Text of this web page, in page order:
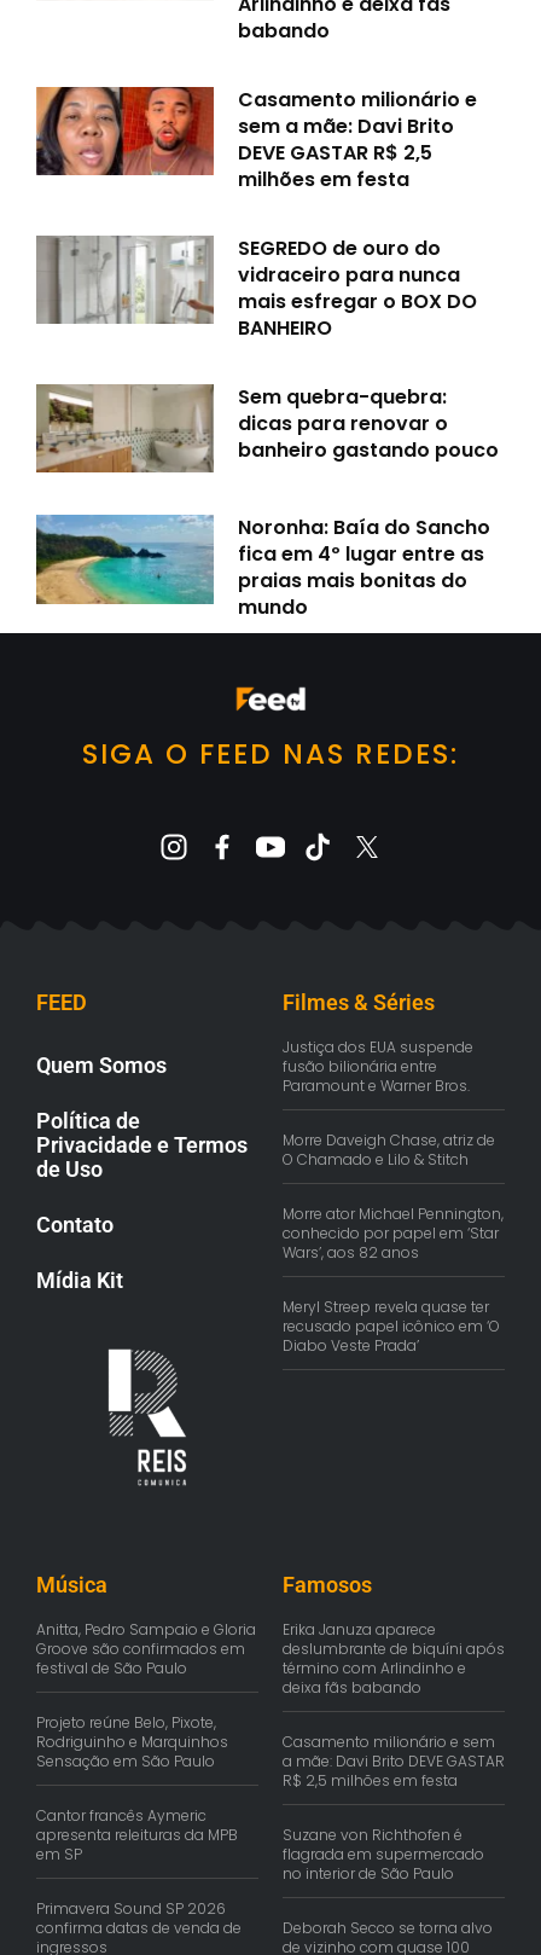
babando
Casamento milionário e
sem a mãe: Davi Brito
DEVE GASTAR R$ 2,5
milhões em festa
SEGREDO de ouro do
vidraceiro para nunca
mais esfregar o BOX DO
BANHEIRO
Sem quebra-quebra:
dicas para renovar o
banheiro gastando pouco
Noronha: Baía do Sancho
fica em 4º lugar entre as
praias mais bonitas do
mundo
SIGA O FEED NAS REDES:
FEED
Quem Somos
Política de
Privacidade e Termos
de Uso
Contato
Mídia Kit
Filmes & Séries
Justiça dos EUA suspende
fusão bilionária entre
Paramount e Warner Bros.
Morre Daveigh Chase, atriz de
O Chamado e Lilo & Stitch
Morre ator Michael Pennington,
conhecido por papel em ‘Star
Wars’, aos 82 anos
Meryl Streep revela quase ter
recusado papel icônico em ‘O
Diabo Veste Prada’
Música
Anitta, Pedro Sampaio e Gloria
Groove são confirmados em
festival de São Paulo
Projeto reúne Belo, Pixote,
Rodriguinho e Marquinhos
Sensação em São Paulo
Cantor francês Aymeric
apresenta releituras da MPB
em SP
Primavera Sound SP 2026
confirma datas de venda de
ingressos
Famosos
Erika Januza aparece
deslumbrante de biquíni após
término com Arlindinho e
deixa fãs babando
Casamento milionário e sem
a mãe: Davi Brito DEVE GASTAR
R$ 2,5 milhões em festa
Suzane von Richthofen é
flagrada em supermercado
no interior de São Paulo
Deborah Secco se torna alvo
de vizinho com quase 100